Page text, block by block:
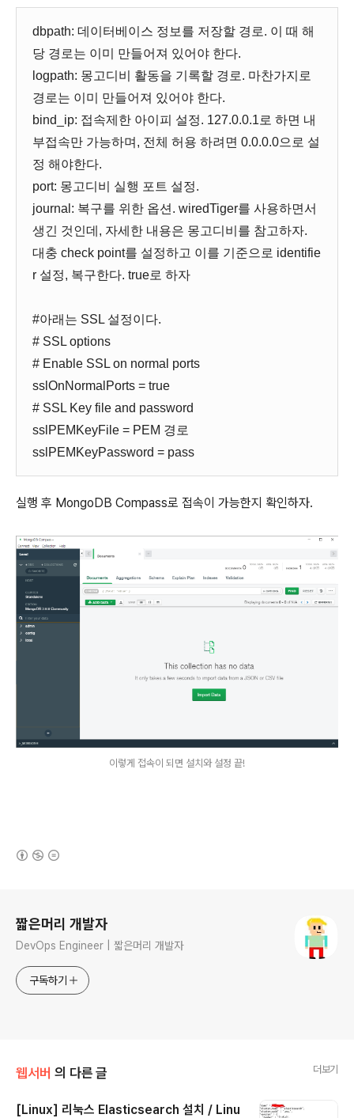
dbpath: 데이터베이스 정보를 저장할 경로. 이 때 해
당 경로는 이미 만들어져 있어야 한다.
logpath: 몽고디비 활동을 기록할 경로. 마찬가지로
경로는 이미 만들어져 있어야 한다.
bind_ip: 접속제한 아이피 설정. 127.0.0.1로 하면 내
부접속만 가능하며, 전체 허용 하려면 0.0.0.0으로 설
정 해야한다.
port: 몽고디비 실행 포트 설정.
journal: 복구를 위한 옵션. wiredTiger를 사용하면서
생긴 것인데, 자세한 내용은 몽고디비를 참고하자.
대충 check point를 설정하고 이를 기준으로 identifie
r 설정, 복구한다. true로 하자
#아래는 SSL 설정이다.
# SSL options
# Enable SSL on normal ports
sslOnNormalPorts = true
# SSL Key file and password
sslPEMKeyFile = PEM 경로
sslPEMKeyPassword = pass
실행 후 MongoDB Compass로 접속이 가능한지 확인하자.
이렇게 접속이 되면 설치와 설정 끝!
짧은머리 개발자
DevOps Engineer | 짧은머리 개발자
구독하기
웹서버 의 다른 글 더보기
[Linux] 리눅스 Elasticsearch 설치 / Linu